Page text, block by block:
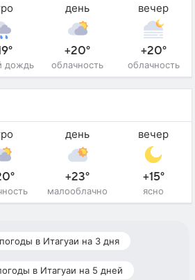
дождь
день
+20°
облачность
вечер
+20°
облачность
день
+23°
малооблачно
вечер
+15°
ясно
в Итагуаи на 3 дня
в Итагуаи на 5 дней